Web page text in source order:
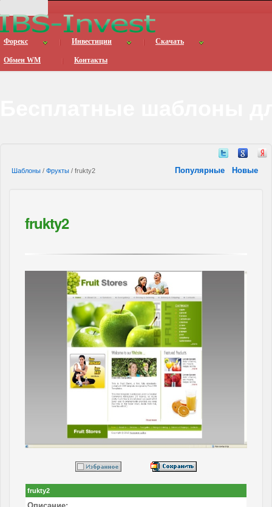
Форекс Инвестиции Скачать
Обмен WM Контакты
Шаблоны / Фрукты / frukty2 Популярные Новые
frukty2
frukty2